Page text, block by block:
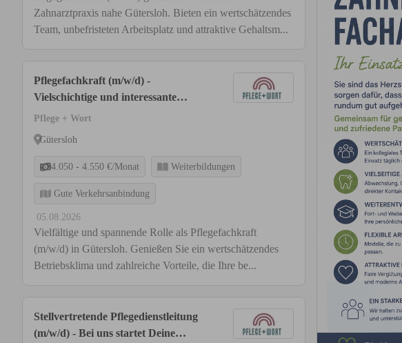
Zahnarztpraxis nahe Gütersloh. Bieten ein wertschätzendes
Team, unbefristeten Arbeitsplatz und attraktive Gehaltsm...
Pflegefachkraft (m/w/d) -
Vielschichtige und interessante
Arbeit!
Pflege + Wort
Gütersloh
4.050 - 4.550 €/Monat Weiterbildungen
Gute Verkehrsanbindung
05.08.2026
Vielfältige und spannende Rolle als Pflegefachkraft
(m/w/d) in Gütersloh. Genießen Sie ein wertschätzendes
Betriebsklima und zahlreiche Vorteile, die Ihre be...
Stellvertretende Pflegedienstleitung
(m/w/d) - Bei uns startet Deine